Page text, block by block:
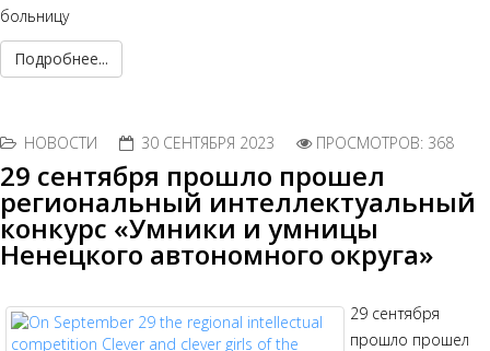
больницу
Подробнее...
НОВОСТИ 30 СЕНТЯБРЯ 2023 ПРОСМОТРОВ: 368
29 сентября прошло прошел
региональный интеллектуальный
конкурс «Умники и умницы
Ненецкого автономного округа»
29 сентября
прошло прошел